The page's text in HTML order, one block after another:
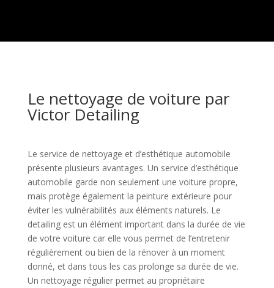
Le nettoyage de voiture par
Victor Detailing
Le service de nettoyage et d’esthétique automobile
présente plusieurs avantages. Un service d’esthétique
automobile garde non seulement une voiture propre,
mais protège également la peinture extérieure pour
éviter les vulnérabilités aux éléments naturels. Le
detailing est un élément important dans la durée de vie
de votre voiture car elle vous permet de l’entretenir
régulièrement ou bien de la rénover à un moment
donné, et dans tous les cas prolonge sa durée de vie.
Un nettoyage régulier permet au propriétaire